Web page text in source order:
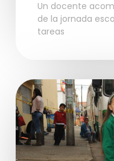
Un docente
de la jornada
tareas